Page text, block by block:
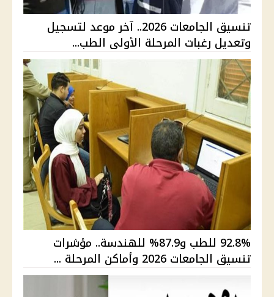
تنسيق الجامعات 2026.. آخر موعد لتسجيل
وتعديل رغبات المرحلة الأولى الطب...
92.8% للطب و87.9% للهندسة.. مؤشرات
تنسيق الجامعات 2026 وأماكن المرحلة ...